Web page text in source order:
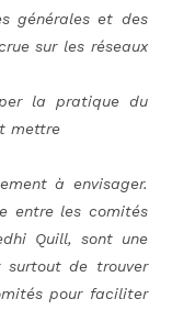
générales et des
sur les réseaux
la pratique du
mettre
à envisager.
entre les comités
Quill, sont une
surtout de trouver
pour faciliter